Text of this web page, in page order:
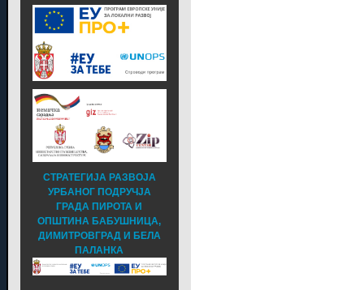
СТРАТЕГИЈА РАЗВОЈА
УРБАНОГ ПОДРУЧЈА
ГРАДА ПИРОТА И
ОПШТИНА БАБУШНИЦА,
ДИМИТРОВГРАД И БЕЛА
ПАЛАНКА